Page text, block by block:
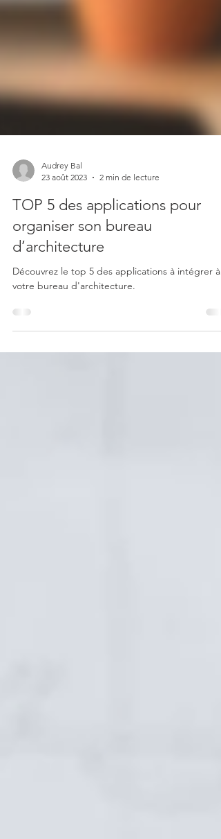
23 août 2023
2 min de lecture
TOP 5 des applications pour
organiser son bureau
d’architecture
votre bureau d'architecture.